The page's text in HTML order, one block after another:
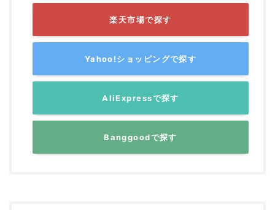
楽天市場で探す
Yahoo!ショッピングで探す
AliExpressで探す
Banggoodで探す